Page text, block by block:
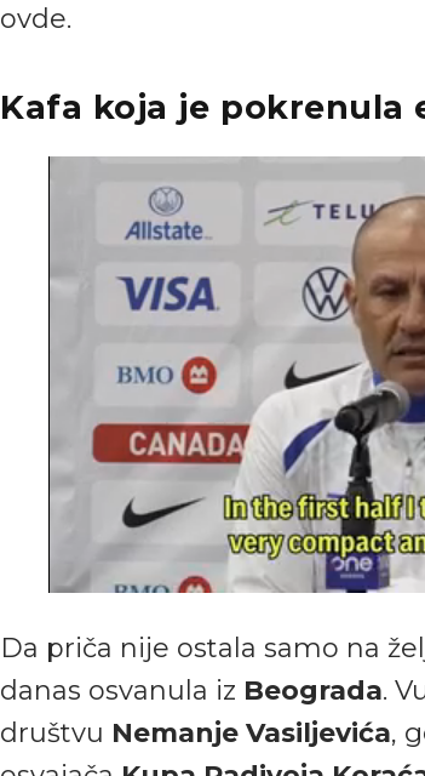
ovde.
Kafa koja je pokrenula
Da priča nije ostala samo na
danas osvanula iz Beograda.
društvu Nemanje Vasiljevića,